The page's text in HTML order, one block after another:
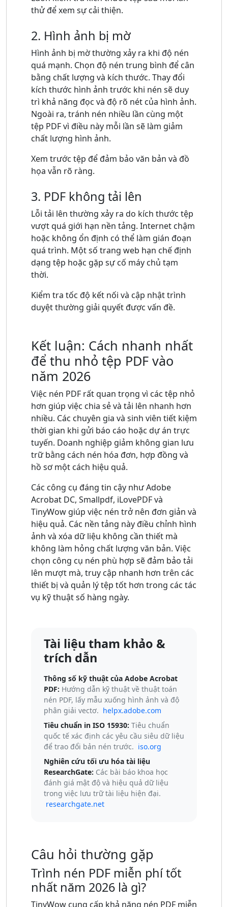
thử để xem sự cải thiện.
2. Hình ảnh bị mờ
Hình ảnh bị mờ thường xảy ra khi độ nén
quá mạnh. Chọn độ nén trung bình để cân
bằng chất lượng và kích thước. Thay đổi
kích thước hình ảnh trước khi nén sẽ duy
trì khả năng đọc và độ rõ nét của hình ảnh.
Ngoài ra, tránh nén nhiều lần cùng một
tệp PDF vì điều này mỗi lần sẽ làm giảm
chất lượng hình ảnh.
Xem trước tệp để đảm bảo văn bản và đồ
họa vẫn rõ ràng.
3. PDF không tải lên
Lỗi tải lên thường xảy ra do kích thước tệp
vượt quá giới hạn nền tảng. Internet chậm
hoặc không ổn định có thể làm gián đoạn
quá trình. Một số trang web hạn chế định
dạng tệp hoặc gặp sự cố máy chủ tạm
thời.
Kiểm tra tốc độ kết nối và cập nhật trình
duyệt thường giải quyết được vấn đề.
Kết luận: Cách nhanh nhất
để thu nhỏ tệp PDF vào
năm 2026
Việc nén PDF rất quan trọng vì các tệp nhỏ
hơn giúp việc chia sẻ và tải lên nhanh hơn
nhiều. Các chuyên gia và sinh viên tiết kiệm
thời gian khi gửi báo cáo hoặc dự án trực
tuyến. Doanh nghiệp giảm không gian lưu
trữ bằng cách nén hóa đơn, hợp đồng và
hồ sơ một cách hiệu quả.
Các công cụ đáng tin cậy như Adobe
Acrobat DC, Smallpdf, iLovePDF và
TinyWow giúp việc nén trở nên đơn giản và
hiệu quả. Các nền tảng này điều chỉnh hình
ảnh và xóa dữ liệu không cần thiết mà
không làm hỏng chất lượng văn bản. Việc
chọn công cụ nén phù hợp sẽ đảm bảo tải
lên mượt mà, truy cập nhanh hơn trên các
thiết bị và quản lý tệp tốt hơn trong các tác
vụ kỹ thuật số hàng ngày.
Tài liệu tham khảo &
trích dẫn
Thông số kỹ thuật của Adobe Acrobat
PDF: Hướng dẫn kỹ thuật về thuật toán
nén PDF, lấy mẫu xuống hình ảnh và độ
phân giải vectơ. helpx.adobe.com
Tiêu chuẩn in ISO 15930: Tiêu chuẩn
quốc tế xác định các yêu cầu siêu dữ liệu
để trao đổi bản nén trước. iso.org
Nghiên cứu tối ưu hóa tài liệu
ResearchGate: Các bài báo khoa học
đánh giá mật độ và hiệu quả dữ liệu
trong việc lưu trữ tài liệu hiện đại.
researchgate.net
Câu hỏi thường gặp
Trình nén PDF miễn phí tốt
nhất năm 2026 là gì?
TinyWow cung cấp khả năng nén PDF miễn